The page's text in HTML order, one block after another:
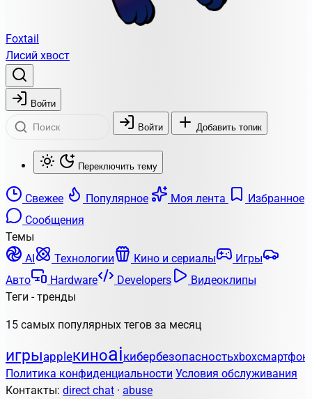
Foxtail
Лисий хвост
Войти
Войти Добавить топик
Переключить тему
Свежее Популярное Моя лента
Избранное
Сообщения
Темы
AI
Технологии Кино и сериалы
Игры
Авто
Hardware Developers
Видеоклипы
Теги - тренды
15 самых популярных тегов за месяц
игрыappleкиноaiкибербезопасностьxbox
Политика конфиденциальности Условия обслуживания
Контакты: direct chat · abuse